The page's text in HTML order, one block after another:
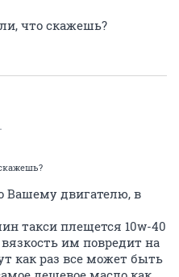
что скажешь?
Вашему двигателю, в
такси плещется 10w-40
им повредит на
как раз все может быть